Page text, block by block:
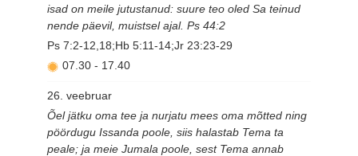
isad on meile jutustanud: suure teo oled Sa teinud
nende päevil, muistsel ajal. Ps 44:2
Ps 7:2-12,18;Hb 5:11-14;Jr 23:23-29
07.30 - 17.40
26. veebruar
Õel jätku oma tee ja nurjatu mees oma mõtted ning
pöördugu Issanda poole, siis halastab Tema ta
peale; ja meie Jumala poole, sest Tema annab